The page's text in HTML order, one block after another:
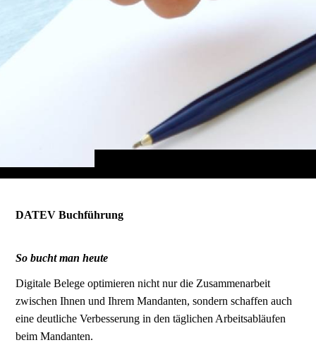
DATEV Buchführung
So bucht man heute
Digitale Belege optimieren nicht nur die Zusammenarbeit
zwischen Ihnen und Ihrem Mandanten, sondern schaffen auch
eine deutliche Verbesserung in den täglichen Arbeitsabläufen
beim Mandanten.